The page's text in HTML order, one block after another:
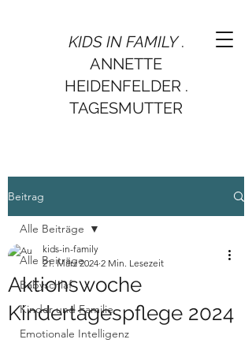
KIDS IN FAMILY.
ANNETTE
HEIDENFELDER .
TAGESMUTTER
Beitrag
Alle Beiträge
Babyschlaf
Kinder und Familie
Emotionale Intelligenz
Alle Beiträge
Aktionswoche
Kindertagespflege 2024
kids-in-family
21. März 2024 2 Min. Lesezeit